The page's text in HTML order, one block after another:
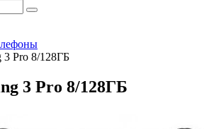
Pro 8/128ГБ
3 Pro 8/128ГБ